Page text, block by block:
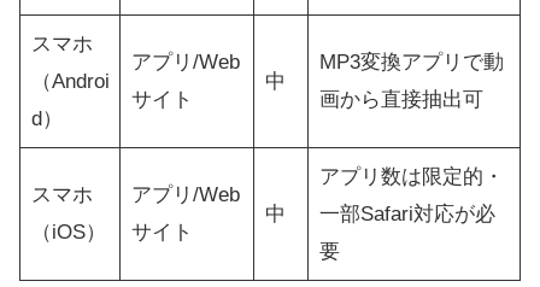
スマホ
（Androi
d）
アプリ/Web
サイト
中
MP3変換アプリで動
画から直接抽出可
スマホ
（iOS）
アプリ/Web
サイト
中
アプリ数は限定的・
一部Safari対応が必
要